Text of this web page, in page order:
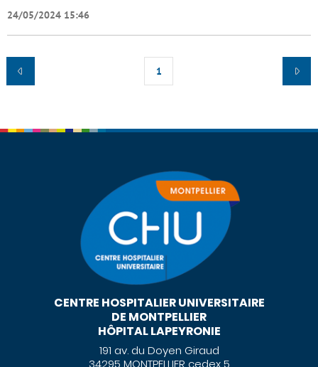
24/05/2024 15:46
1
CENTRE HOSPITALIER UNIVERSITAIRE
DE MONTPELLIER
HÔPITAL LAPEYRONIE
191 av. du Doyen Giraud
34295 MONTPELLIER cedex 5